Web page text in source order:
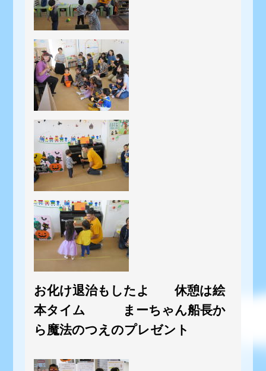
お化け退治もしたよ 休憩は絵
本タイム まーちゃん船長か
ら魔法のつえのプレゼント